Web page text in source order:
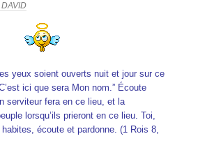
yeux soient ouverts nuit et jour sur ce
ici que sera Mon nom.” Écoute
serviteur fera en ce lieu, et la
lorsqu’ils prieront en ce lieu. Toi,
écoute et pardonne. (1 Rois 8,